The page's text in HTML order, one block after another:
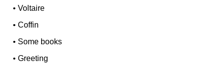
•Voltaire
•Coffin
• Some books
•Greeting